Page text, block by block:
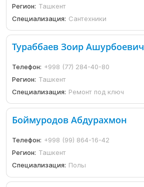
Регион: Ташкент
Специализация: Сантехники
Тураббаев Зоир Ашурбоевич
Телефон: +998 (77) 284-40-80
Регион: Ташкент
Специализация: Ремонт под ключ
Боймуродов Абдурахмон
Телефон: +998 (99) 864-16-42
Регион: Ташкент
Специализация: Полы